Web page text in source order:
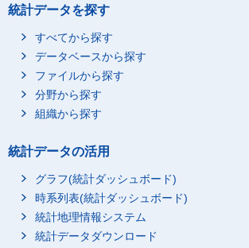
統計データを探す
すべてから探す
データベースから探す
ファイルから探す
分野から探す
組織から探す
統計データの活用
グラフ(統計ダッシュボード)
時系列表(統計ダッシュボード)
統計地理情報システム
統計データダウンロード